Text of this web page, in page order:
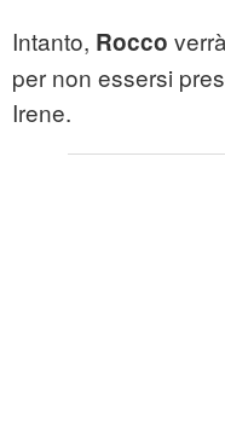
Intanto, Rocco
per non essersi
Irene.